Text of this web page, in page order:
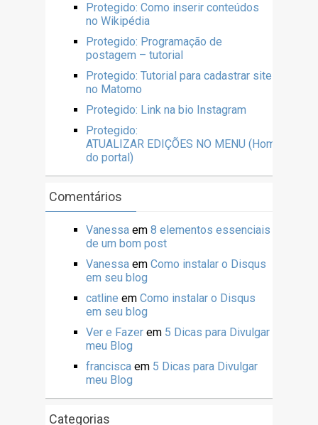
Protegido: Como inserir conteúdos
no Wikipédia
Protegido: Programação de
postagem – tutorial
Protegido: Tutorial para cadastrar site
no Matomo
Protegido: Link na bio Instagram
Protegido:
ATUALIZAR EDIÇÕES NO MENU (Home
do portal)
Comentários
Vanessaem 8 elementos essenciais
de um bom post
Vanessaem Como instalar o Disqus
em seu blog
catline em Como instalar o Disqus
em seu blog
Ver e Fazerem 5 Dicas para Divulgar
meu Blog
franciscaem 5 Dicas para Divulgar
meu Blog
Categorias